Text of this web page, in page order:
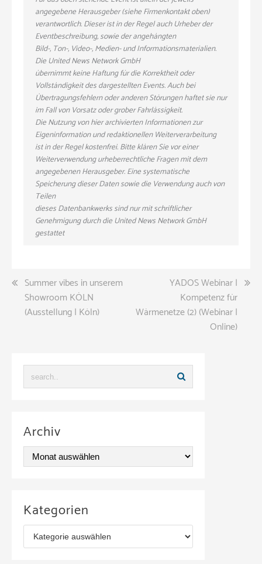
angegebene Herausgeber (siehe Firmenkontakt oben)
verantwortlich. Dieser ist in der Regel auch Urheber der
Eventbeschreibung, sowie der angehängten
Bild-, Ton-, Video-, Medien- und Informationsmaterialien.
Die United News Network GmbH
übernimmt keine Haftung für die Korrektheit oder
Vollständigkeit des dargestellten Events. Auch bei
Übertragungsfehlern oder anderen Störungen haftet sie nur
im Fall von Vorsatz oder grober Fahrlässigkeit.
Die Nutzung von hier archivierten Informationen zur
Eigeninformation und redaktionellen Weiterverarbeitung
ist in der Regel kostenfrei. Bitte klären Sie vor einer
Weiterverwendung urheberrechtliche Fragen mit dem
angegebenen Herausgeber. Eine systematische
Speicherung dieser Daten sowie die Verwendung auch von
Teilen
dieses Datenbankwerks sind nur mit schriftlicher
Genehmigung durch die United News Network GmbH
gestattet
Beitragsnavigation
Summer vibes in unserem
Showroom KÖLN
(Ausstellung | Köln)
YADOS Webinar |
Kompetenz für
Wärmenetze (2) (Webinar |
Online)
Archiv
hKategorien